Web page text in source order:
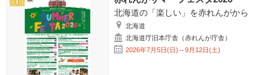
北海道の「楽しい」を赤れんがから
北海道
北海道庁旧本庁舎（赤れんが庁舎）
2026年7月5日(日)～9月12日(土)